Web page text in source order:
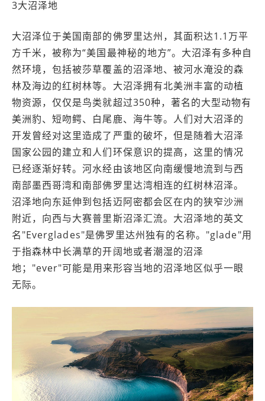
3大沼泽地
大沼泽位于美国南部的佛罗里达州，其面积达1.1万平
方千米，被称为“美国最神秘的地方”。大沼泽有多种自
然环境，包括被莎草覆盖的沼泽地、被河水淹没的森
林及海边的红树林等。大沼泽拥有北美洲丰富的动植
物资源，仅仅是鸟类就超过350种，著名的大型动物有
美洲豹、短吻鳄、白尾鹿、海牛等。人们对大沼泽的
开发曾经对这里造成了严重的破坏，但是随着大沼泽
国家公园的建立和人们环保意识的提高，这里的情况
已经逐渐好转。河水经由该地区向南缓慢地流到与西
南部墨西哥湾和南部佛罗里达湾相连的红树林沼泽。
沼泽地向东延伸到包括迈阿密都会区在内的狭窄沙洲
附近，向西与大赛普里斯沼泽汇流。大沼泽地的英文
名"Everglades"是佛罗里达州独有的名称。"glade"用
于指森林中长满草的开阔地或者潮湿的沼泽
地；"ever"可能是用来形容当地的沼泽地区似乎一眼
无际。